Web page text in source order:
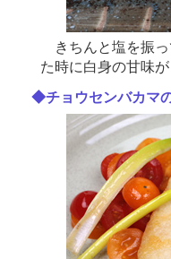
きちんと塩を振っ
た時に白身の甘味
◆チョウセンバカマ